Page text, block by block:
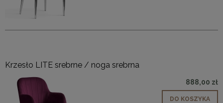
Krzesło LITE srebrne / noga srebrna
888,00 zł
DO KOSZYKA